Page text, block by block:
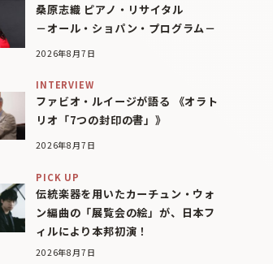
桑原志織 ピアノ・リサイタル
－オール・ショパン・プログラム－
2026年8月7日
INTERVIEW
ファビオ・ルイージが語る 《オラト
リオ「7つの封印の書」》
2026年8月7日
PICK UP
伝統楽器を用いたカーチュン・ウォ
ン編曲の「展覧会の絵」が、日本フ
ィルにより本邦初演！
2026年8月7日